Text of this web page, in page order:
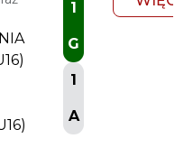
1
G
1
A